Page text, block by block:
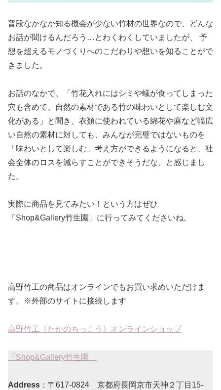
普段なかなか知る機会が少ない竹材の世界なので、どんな
お話が聞けるんだろう…とわくわくしていましたが、 予
想を超えるモノづくりへのこだわりや想いを知ることがで
きました。
お話のなかで、「竹花入れにはシミや蟻が食ってしまった
穴も含めて、自然の素材である竹の味わいとして楽しむ文
化がある」と聞き、衣類に使われている綿花や麻など幅広
い自然の素材に対しても、みんなが完璧ではないものを
「味わいとして楽しむ」考え方ができるようになると、社
会全体のロスを減らすことができそうだな、と感じまし
た。
実際に商品を見てみたい！という方はぜひ
「Shop&Gallery竹生園」に行ってみてくださいね。
高野竹工の商品はオンラインでもお買い求めいただけま
す。※外部のサイトに接続します
高野竹工（たかのちっこう）オンラインショップ
「Shop&Gallery竹生園」
Address ：〒617-0824 京都府長岡京市天神２丁目15-